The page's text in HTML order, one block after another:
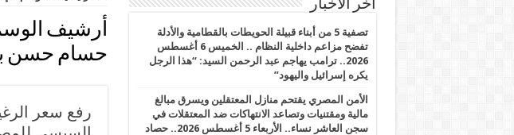
أرشيف
حسام حسن
أخر الأخبار
تصفية 5 من أبناء قبيلة الحويطات بالقطامية والأدلة
تفضح مزاعم داخلية النظام .. الخميس 6 أغسطس
2026.. ترامب يهاجم عبد الرحمن السيد: “هذا الرجل
يكره إسرائيل واليهود”
الأمن المصري يقتحم منازل المعتقلين ويسرق مبالغ
مالية ومقتنيات وتصاعد الانتهاكات ضد المعتقلات في
سجن العاشر نساء.. الأربعاء 5 أغسطس 2026.. حصاد